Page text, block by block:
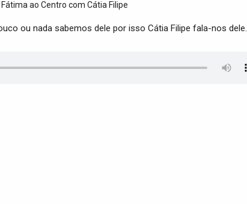
ou nada sabemos dele por isso Cátia Filipe fala-nos dele.